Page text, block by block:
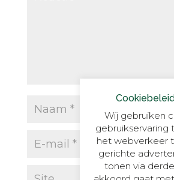
Wij gebruiken
gebruikservaring
het webverkeer
gerichte
tonen via